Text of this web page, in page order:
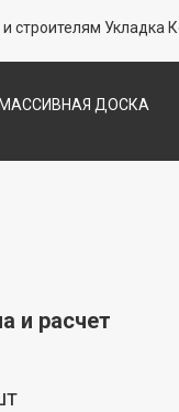
строителям Укладка
МАССИВНАЯ ДОСКА
и расчет